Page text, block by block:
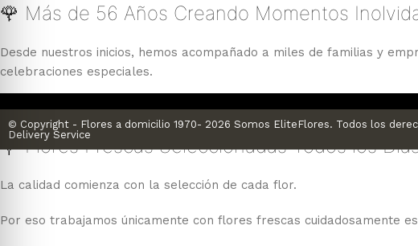
🌹 Más de 56 Años Creando Momentos
Desde nuestros inicios, hemos acompañado a miles de familias y
celebraciones especiales.
Nuestra experiencia nos permite ofrecer diseños exclusivos, flores
💐 Flores Frescas Seleccionadas Todos los
La calidad comienza con la selección de cada flor.
Por eso trabajamos únicamente con flores frescas cuidadosamente
© Copyright - Flores a domicilio 1970- 2026 Somos EliteFlores. Todos los
Delivery Service